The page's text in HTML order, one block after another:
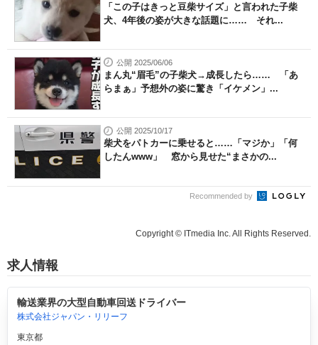
「この子はきっと豆柴サイズ」と言われた子柴
犬、4年後の姿が大きな話題に…… それ...
公開 2025/06/06
まん丸“眉毛”の子柴犬→成長したら…… 「あ
らまぁ」予想外の姿に驚き「イケメン」...
公開 2025/10/17
柴犬をパトカーに乗せると……「マジか」「何
したんwww」 窓から見せた“まさかの...
Recommended by
Copyright © ITmedia Inc. All Rights Reserved.
求人情報
輸送業界の大型自動車回送ドライバー
株式会社ジャパン・リリーフ
東京都